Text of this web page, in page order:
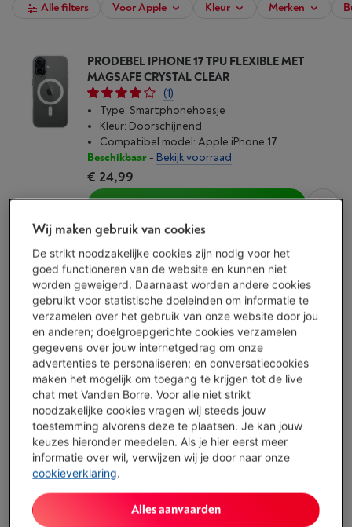
Alle filters Voor Apple Kleur Merken
PRODEBEL IPHONE 17 TPU FLEXIBLE MET
MAGSAFE CRYSTAL CLEAR
(1)
Type: Smartphonehoesje
Kleur: Doorschijnend
Compatibel model: Apple iPhone 17
Beschikbaar- Bekijk voorraad
€ 24,99
Koop nu
PRODEBEL IPHONE 17 TPU FLEXIBLE CRYSTAL
CLEAR
Type: Smartphonehoesje
Kleur: Doorschijnend
Compatibel model: Apple iPhone 17
Morgen geleverd-Bekijk voorraad
€ 16,95
Koop nu
Vergelijken
PRODEBEL IPHONE 17 PRO TPU FLEXIBLE MET
MAGSAFE CRYSTAL CLEAR
Wij maken gebruik van cookies
De strikt noodzakelijke cookies zijn nodig voor het
goed functioneren van de website en kunnen niet
worden geweigerd. Daarnaast worden andere cookies
gebruikt voor statistische doeleinden om informatie te
verzamelen over het gebruik van onze website door jou
en anderen; doelgroepgerichte cookies verzamelen
gegevens over jouw internetgedrag om onze
advertenties te personaliseren; en conversatiecookies
maken het mogelijk om toegang te krijgen tot de live
chat met Vanden Borre. Voor alle niet strikt
noodzakelijke cookies vragen wij steeds jouw
toestemming alvorens deze te plaatsen. Je kan jouw
keuzes hieronder meedelen. Als je hier eerst meer
informatie over wil, verwijzen wij je door naar onze
cookieverklaring.
Alles aanvaarden